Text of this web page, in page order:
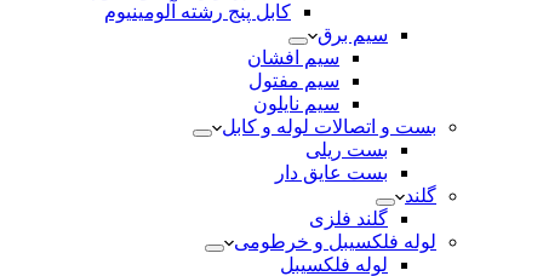
کابل پنج رشته آلومینیوم
سیم برق
سیم افشان
سیم مفتول
سیم نایلون
بست و اتصالات لوله و کابل
بست ریلی
بست عایق دار
گلند
گلند فلزی
لوله فلکسیبل و خرطومی
لوله فلکسیبل